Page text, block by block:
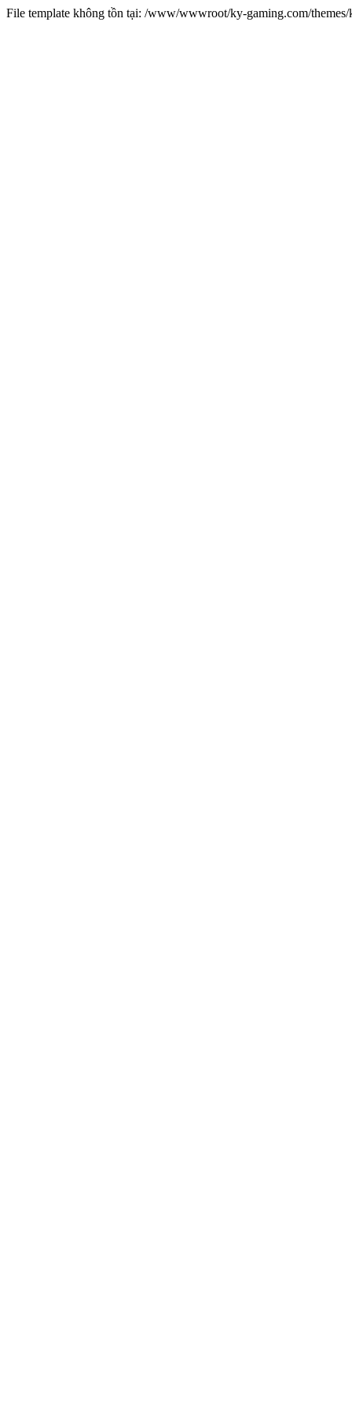
File template không tồn tại: /www/wwwroot/ky-gaming.com/